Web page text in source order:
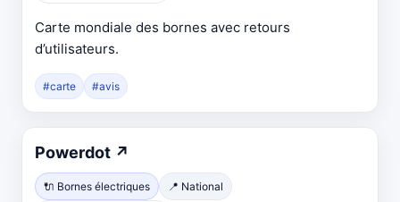
Carte mondiale des bornes avec retours
d’utilisateurs.
#carte #avis
Powerdot ↗
🔌 Bornes électriques 📍 National